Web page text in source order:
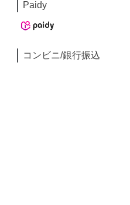
Paidy
コンビニ/銀行振込